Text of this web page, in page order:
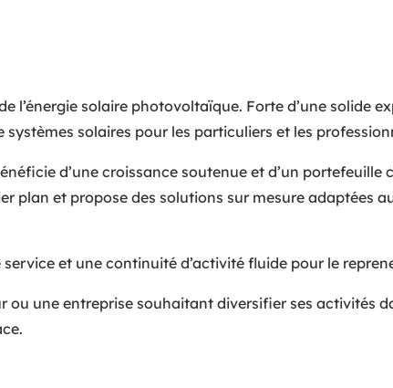
l’énergie solaire photovoltaïque. Forte d’une solide
solaires pour les particuliers et les
d’une croissance soutenue et d’un portefeuille
plan et propose des solutions sur mesure adaptées
et une continuité d’activité fluide pour le
une entreprise souhaitant diversifier ses activités